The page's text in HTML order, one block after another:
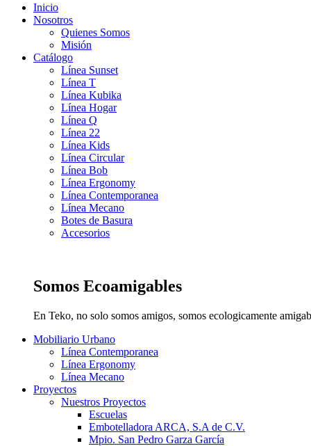
Inicio
Nosotros
Quienes Somos
Misión
Catálogo
Línea Sunset
Línea T
Línea Kubika
Línea Hogar
Línea Q
Línea 22
Línea Kids
Línea Circular
Línea Bob
Línea Ergonomy
Línea Contemporanea
Línea Mecano
Botes de Basura
Accesorios
Somos Ecoamigables
En Teko, no solo somos amigos, somos ecologicamente
Mobiliario Urbano
Línea Contemporanea
Línea Ergonomy
Línea Mecano
Proyectos
Nuestros Proyectos
Escuelas
Embotelladora ARCA, S.A de C.V.
Mpio. San Pedro Garza García